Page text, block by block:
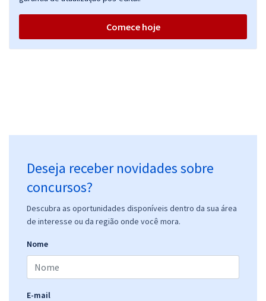
Comece hoje
Deseja receber novidades sobre
concursos?
Descubra as oportunidades disponíveis dentro da sua área
de interesse ou da região onde você mora.
Nome
E-mail